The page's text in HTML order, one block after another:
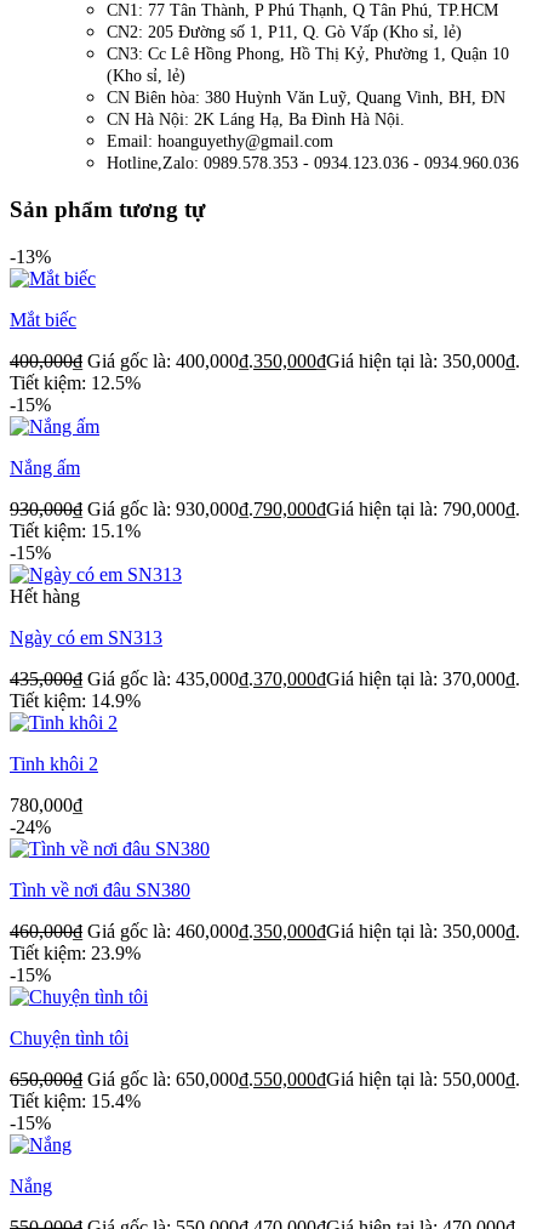
CN1: 77 Tân Thành, P Phú Thạnh, Q Tân Phú, TP.HCM
CN2: 205 Đường số 1, P11, Q. Gò Vấp (Kho sỉ, lẻ)
CN3: Cc Lê Hồng Phong, Hồ Thị Kỷ, Phường 1, Quận 10
(Kho sỉ, lẻ)
CN Biên hòa: 380 Huỳnh Văn Luỹ, Quang Vinh, BH, ĐN
CN Hà Nội: 2K Láng Hạ, Ba Đình Hà Nội.
Email: hoanguyethy@gmail.com
Hotline,Zalo: 0989.578.353 - 0934.123.036 - 0934.960.036
Sản phẩm tương tự
-13%
Mắt biếc
400,000₫ Giá gốc là: 400,000₫.350,000₫Giá hiện tại là: 350,000₫.
Tiết kiệm: 12.5%
-15%
Nắng ấm
930,000₫ Giá gốc là: 930,000₫.790,000₫Giá hiện tại là: 790,000₫.
Tiết kiệm: 15.1%
-15%
Hết hàng
Ngày có em SN313
435,000₫ Giá gốc là: 435,000₫.370,000₫Giá hiện tại là: 370,000₫.
Tiết kiệm: 14.9%
Tinh khôi 2
780,000₫
-24%
Tình về nơi đâu SN380
460,000₫ Giá gốc là: 460,000₫.350,000₫Giá hiện tại là: 350,000₫.
Tiết kiệm: 23.9%
-15%
Chuyện tình tôi
650,000₫ Giá gốc là: 650,000₫.550,000₫Giá hiện tại là: 550,000₫.
Tiết kiệm: 15.4%
-15%
Nắng